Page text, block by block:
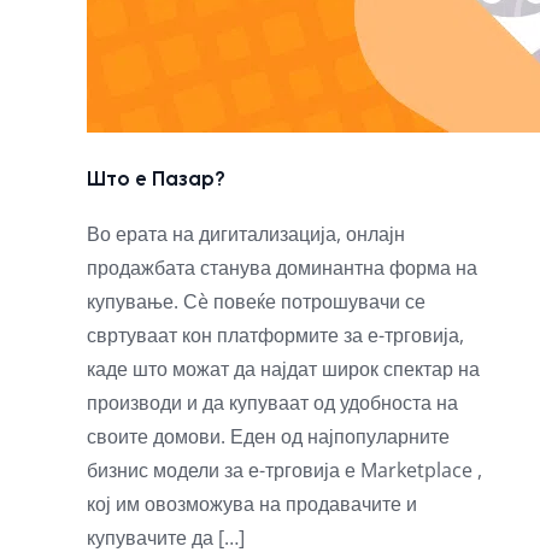
Што е Пазар?
Во ерата на дигитализација, онлајн
продажбата станува доминантна форма на
купување. Сè повеќе потрошувачи се
свртуваат кон платформите за е-трговија,
каде што можат да најдат широк спектар на
производи и да купуваат од удобноста на
своите домови. Еден од најпопуларните
бизнис модели за е-трговија е Marketplace ,
кој им овозможува на продавачите и
купувачите да […]